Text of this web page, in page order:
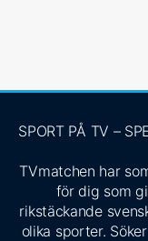
SPORT PÅ TV –
TVmatchen har
för dig som
rikstäckande
olika sporter.